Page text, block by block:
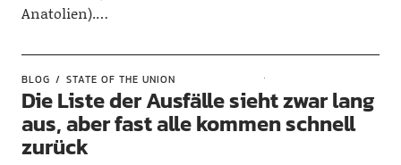
Anatolien).…
BLOG STATE OF THE UNION
Die Liste der Ausfälle sieht zwar lang
aus, aber fast alle kommen schnell
zurück